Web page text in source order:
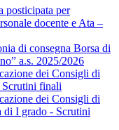
posticipata per
docente e Ata –
di consegna Borsa di
a.s. 2025/2026
dei Consigli di
Scrutini finali
dei Consigli di
di I grado - Scrutini